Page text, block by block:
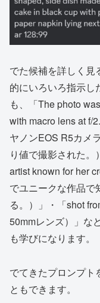
でた候補を詳しく見
的にいろいろ指示し
も、「The photo
with macro lens at f/
ヤノンEOS R5カメ
り値で撮影された。
artist known for her
でユニークな作品で
る。）」・「shot
50mmレンズ）」な
も学びになります。
でてきたプロンプト
ともできます。